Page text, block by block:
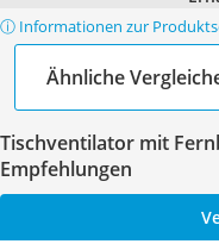
ⓘ Informationen zur
Ähnliche
Tischventilator mit
Empfehlungen